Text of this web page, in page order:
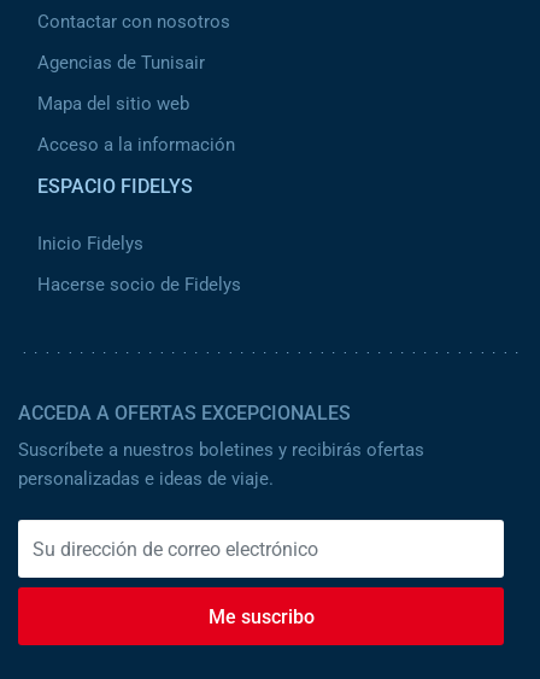
Contactar con nosotros
Agencias de Tunisair
Mapa del sitio web
Acceso a la información
ESPACIO FIDELYS
Inicio Fidelys
Hacerse socio de Fidelys
ACCEDA A OFERTAS EXCEPCIONALES
Suscríbete a nuestros boletines y recibirás ofertas
personalizadas e ideas de viaje.
Me suscribo